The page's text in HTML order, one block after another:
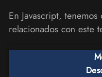
En Javascript,
relacionados con este